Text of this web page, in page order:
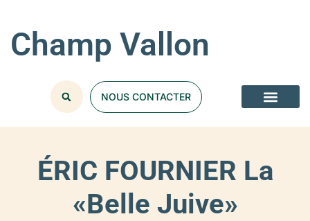
Champ Vallon
NOUS CONTACTER
ÉRIC FOURNIER La
«Belle Juive»